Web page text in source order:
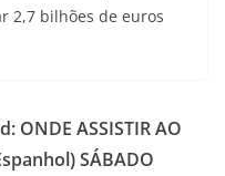
2,7 bilhões de euros
ONDE ASSISTIR AO
SÁBADO